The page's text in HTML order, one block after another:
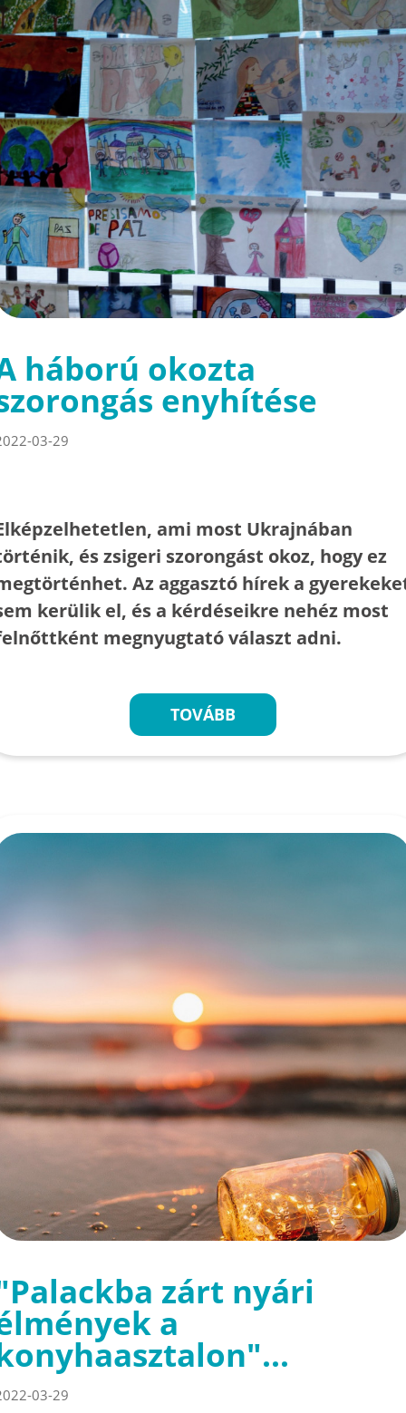
háború okozta
enyhítése
03-29
ami most Ukrajnában
és zsigeri szorongást okoz, hogy ez
Az aggasztó hírek a
kerülik el, és a kérdéseikre nehéz most
megnyugtató választ adni.
TOVÁBB
zárt nyári
a
03-29